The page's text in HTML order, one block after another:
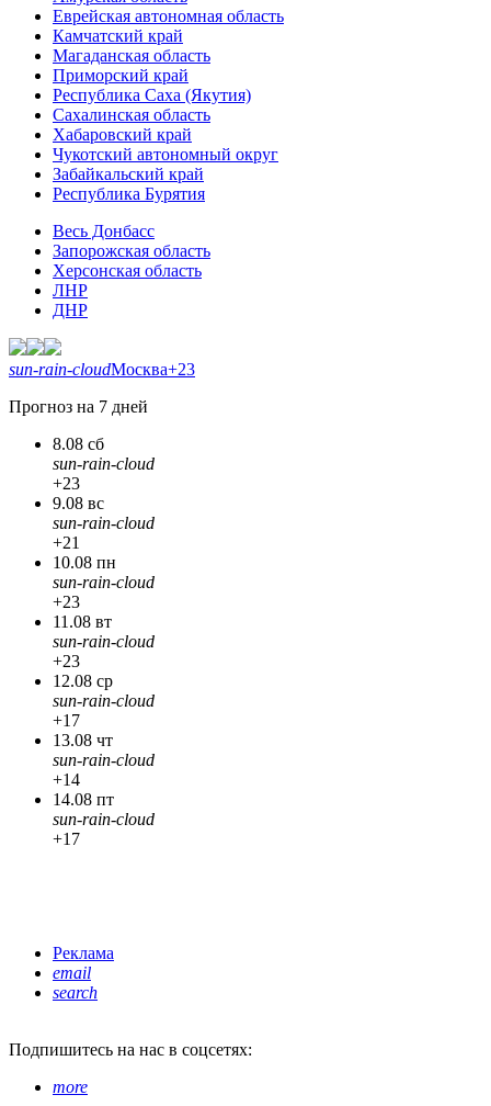
Еврейская автономная область
Камчатский край
Магаданская область
Приморский край
Республика Саха (Якутия)
Сахалинская область
Хабаровский край
Чукотский автономный округ
Забайкальский край
Республика Бурятия
Весь Донбасс
Запорожская область
Херсонская область
ЛНР
ДНР
sun-rain-cloudМосква+23
Прогноз на 7 дней
8.08 сб
sun-rain-cloud
+23
9.08 вс
sun-rain-cloud
+21
10.08 пн
sun-rain-cloud
+23
11.08 вт
sun-rain-cloud
+23
12.08 ср
sun-rain-cloud
+17
13.08 чт
sun-rain-cloud
+14
14.08 пт
sun-rain-cloud
+17
Реклама
email
search
Подпишитесь на нас в соцсетях:
more